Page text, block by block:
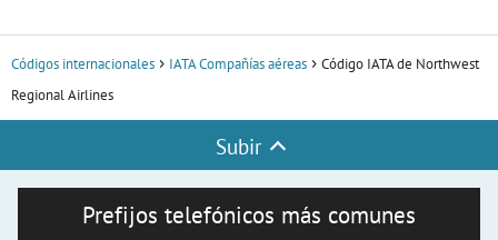
Códigos internacionales IATA Compañías aéreas
Código IATA de Northwest
Regional Airlines
Subir
Prefijos telefónicos más comunes